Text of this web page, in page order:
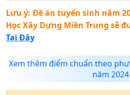
Lưu ý: Đề án tuyển sinh năm
Học Xây Dựng Miền Trung sẽ
Tại Đây
Xem thêm điểm chuẩn theo
năm 2024